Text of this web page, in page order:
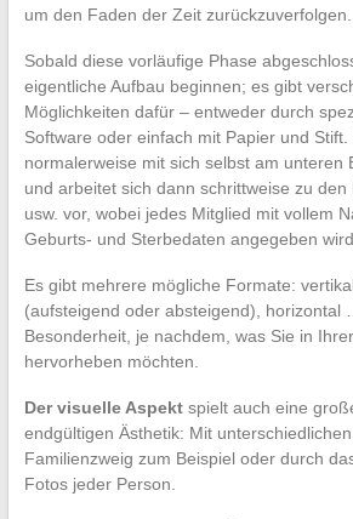
um den Faden der Zeit zurückzuverfolgen.
Sobald diese vorläufige Phase
eigentliche Aufbau beginnen; es gibt
Möglichkeiten dafür – entweder durch
Software oder einfach mit Papier und
normalerweise mit sich selbst am unteren
und arbeitet sich dann schrittweise zu
usw. vor, wobei jedes Mitglied mit vollem
Geburts- und Sterbedaten angegeben wird.
Es gibt mehrere mögliche Formate:
(aufsteigend oder absteigend), horizontal
Besonderheit, je nachdem, was Sie in
hervorheben möchten.
Der visuelle Aspektspielt auch eine
endgültigen Ästhetik: Mit
Familienzweig zum Beispiel oder durch
Fotos jeder Person.